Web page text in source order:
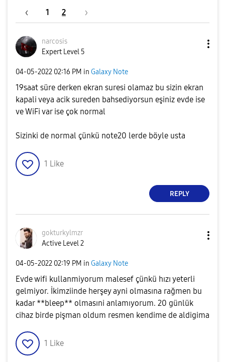
1 2
narcosis
Expert Level 5
‎04-05-2022 02:16 PM in Galaxy Note
19saat süre derken ekran suresi olamaz bu sizin ekran
kapali veya acik sureden bahsediyorsun eşiniz evde ise
ve WiFi var ise çok normal
Sizinki de normal çünkü note20 lerde böyle usta
1 Like
REPLY
gokturkylmzr
Active Level 2
‎04-05-2022 02:19 PM in Galaxy Note
Evde wifi kullanmiyorum malesef çünkü hızı yeterli
gelmiyor. İkimziinde herşey ayni olmasına rağmen bu
kadar **bleep** olmasıni anlamıyorum. 20 günlük
cihaz birde pişman oldum resmen kendime de aldigima
1 Like